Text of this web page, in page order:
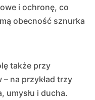
i ochronę, co
obecność sznurka
także przy
na przykład trzy
umysłu i ducha.